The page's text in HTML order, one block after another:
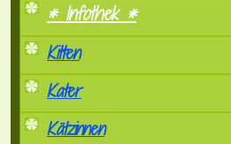
* Infothek *
Kitten
Kater
Kätzinnen